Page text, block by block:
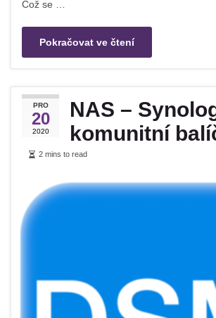
Což se …
Pokračovat ve čtení
PRO
20
2020
NAS –
komunitní
2 mins to read